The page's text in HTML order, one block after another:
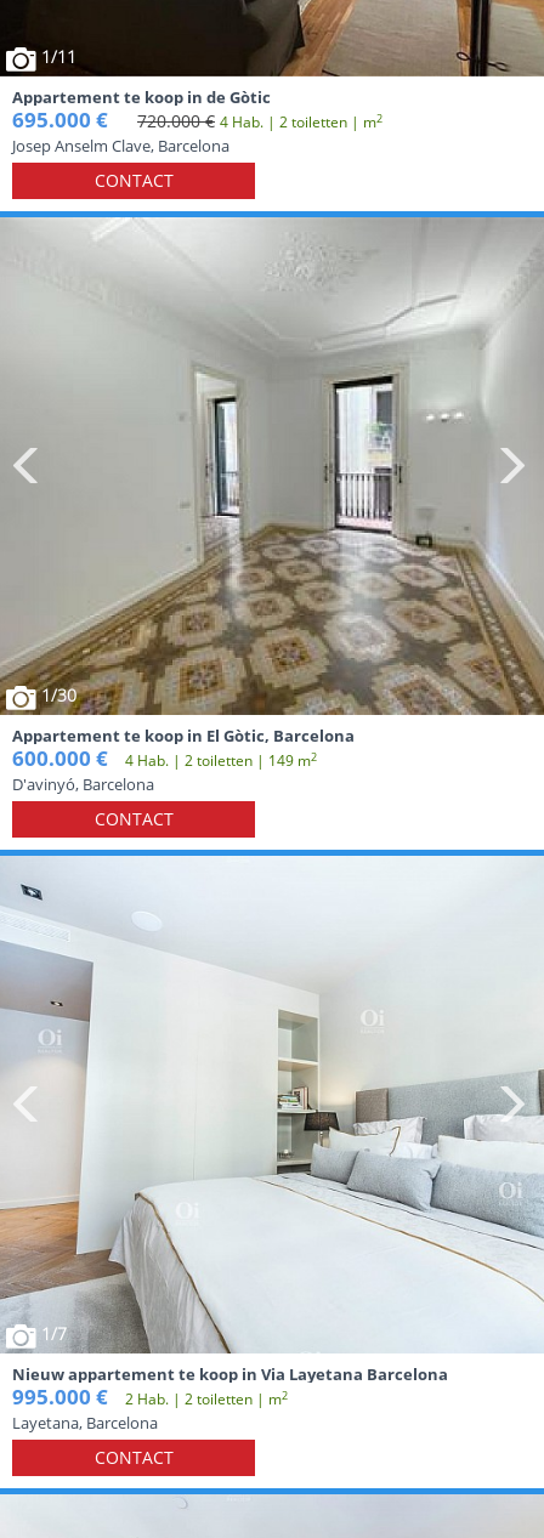
1/11
Appartement te koop in de Gòtic
695.000 € 720.000 € 4 Hab. | 2 toiletten | m2
Josep Anselm Clave, Barcelona
CONTACT
1/30
Appartement te koop in El Gòtic, Barcelona
600.000 € 4 Hab. | 2 toiletten | 149 m2
D'avinyó, Barcelona
CONTACT
1/7
Nieuw appartement te koop in Via Layetana Barcelona
995.000 € 2 Hab. | 2 toiletten | m2
Layetana, Barcelona
CONTACT